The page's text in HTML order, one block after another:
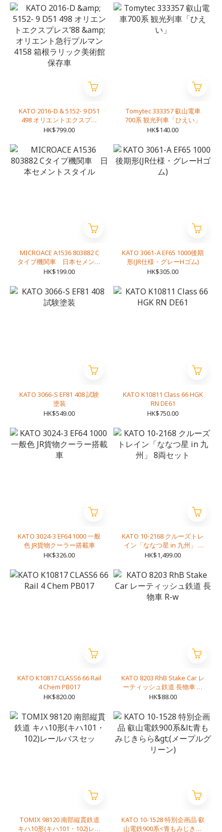
KATO 2016-D & 5152- 9 D51
498 オリエントエクスプレ
ス’88 & オリエント急行プル
館 保存車
HK$799.00
Tomytec 333357 叡山電車
700系 観光列車「ひえい」
HK$140.00
MICROACE A1536 803882 C
タイプ機関車 日本セメント
スタイル
HK$199.00
KATO 3061-A EF65 1000後期
形(JR仕様・グレーHゴム)
HK$305.00
KATO 3066-S EF81 408 試験
塗装
HK$549.00
KATO K10811 Class 66 HGK
RN DE61
HK$750.00
KATO 3024-3 EF64 1000 一般
色 JR貨物クーラー搭載車
HK$326.00
KATO 10-2168 クルーズトレ
イン「ななつ星 in 九州」 8
両セット
HK$1,499.00
KATO K10817 CLASS6 66 Rail
4 Chem PB017
HK$820.00
KATO 8203 RhB Stake Car レ
ーティッシュ鉄道 長物車 R-
w
HK$88.00
TOMIX 98120 南部縦貫鉄道
キハ10形(キハ101・102)レー
KATO 10-1528 特別企画品 叡
山電鉄900系<青もみじきら